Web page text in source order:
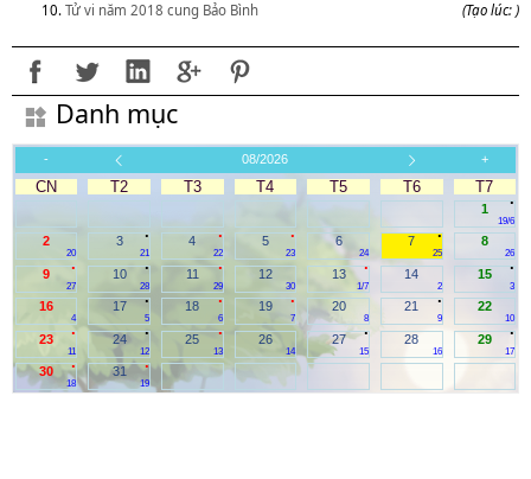
Tử vi năm 2018 cung Bảo Bình
(Tạo lúc: )
Danh mục
- 08/2026 +
CN T2 T3 T4 T5 T6 T7
.
1
19/6
2
20
.
3
21
.
4
22
.
5
23
6
24
.
7
25
8
26
.
9
27
.
10
28
.
11
29
12
30
.
13
1/7
14
2
.
15
3
16
4
.
17
5
.
18
6
.
19
7
20
8
.
21
9
22
10
.
23
11
.
24
12
.
25
13
26
14
.
27
15
28
16
.
29
17
.
30
18
.
31
19